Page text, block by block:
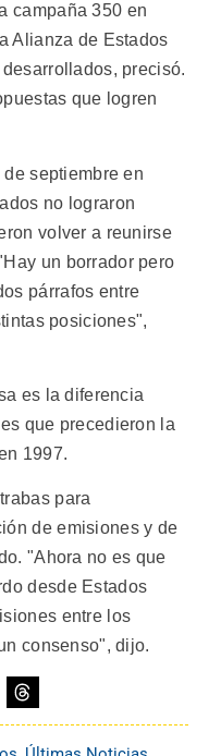
campaña 350 en
Alianza de Estados
precisó.
que logren
septiembre en
no lograron
volver a reunirse
un borrador pero
párrafos entre
posiciones",
es la diferencia
que precedieron la
1997.
para
de emisiones y de
"Ahora no es que
desde Estados
entre los
consenso", dijo.